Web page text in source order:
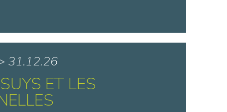
31.12.26
ET LES